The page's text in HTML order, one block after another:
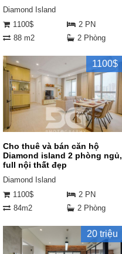
Diamond Island
1100$
2 PN
88 m2
2 Phòng
1100$
Cho thuê và bán căn hộ
Diamond island 2 phòng ngủ,
full nội thất đẹp
Diamond Island
1100$
2 PN
84m2
2 Phòng
20 triệu